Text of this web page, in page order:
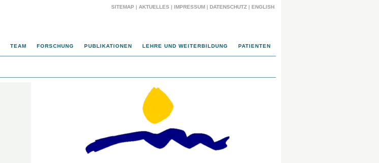
SITEMAP | AKTUELLES | IMPRESSUM | DATENSCHUTZ | ENGLISH
TEAM FORSCHUNG PUBLIKATIONEN LEHRE UND WEITERBILDUNG PATIENTEN